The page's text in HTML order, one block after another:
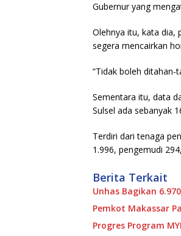
Gubernur yang
Olehnya itu, kata dia,
segera mencairkan
“Tidak boleh ditahan-
Sementara itu, data
Sulsel ada sebanyak
Terdiri dari tenaga
1.996, pengemudi
Berita Terkait
Unhas Bagikan
Pemkot Makassar
Progres Program